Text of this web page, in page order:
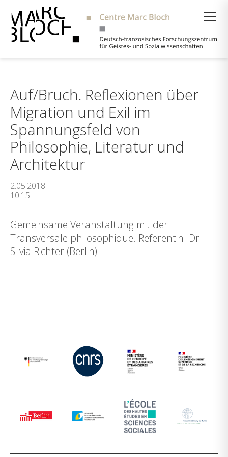
Auf/Bruch. Reflexionen über
Migration und Exil im
Spannungsfeld von
Philosophie, Literatur und
Architektur
2.05.2018
10:15
Gemeinsame Veranstaltung mit der
Transversale philosophique. Referentin: Dr.
Silvia Richter (Berlin)